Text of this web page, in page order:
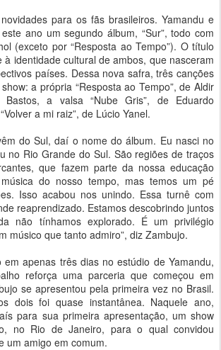
para os fãs brasileiros. Yamandu e
ano um segundo álbum, “Sur”, todo com
(exceto por “Resposta ao Tempo”). O título
à identidade cultural de ambos, que nasceram
países. Dessa nova safra, três canções
a própria “Resposta ao Tempo”, de Aldir
Bastos, a valsa “Nube Gris”, de Eduardo
a mi raiz”, de Lúcio Yanel.
do Sul, daí o nome do álbum. Eu nasci no
no Rio Grande do Sul. São regiões de traços
que fazem parte da nossa educação
do nosso tempo, mas temos um pé
Isso acabou nos unindo. Essa turnê com
reaprendizado. Estamos descobrindo juntos
não tínhamos explorado. É um privilégio
músico que tanto admiro”, diz Zambujo.
apenas três dias no estúdio de Yamandu,
reforça uma parceria que começou em
se apresentou pela primeira vez no Brasil.
dois foi quase instantânea. Naquele ano,
para sua primeira apresentação, um show
no Rio de Janeiro, para o qual convidou
um amigo em comum.